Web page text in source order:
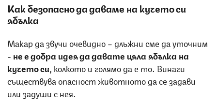
Как безопасно да даваме на кучето си
ябълка
Макар да звучи очевидно – длъжни сме да уточним
- не е добра идея да давате цяла ябълка на
кучето си , колкото и голямо да е то. Винаги
съществува опасност животното да се задави
или задуши с нея.